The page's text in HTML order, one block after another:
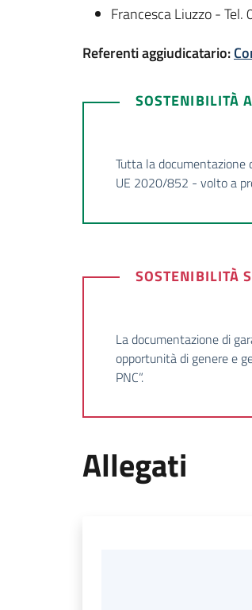
Francesca Liuzzo -
Referenti aggiudicatario:
SOSTENIBILITÀ
Tutta la
UE 2020/852 - volto a
SOSTENIBILITÀ
La documentazione di
opportunità di genere e
PNC”.
Allegati